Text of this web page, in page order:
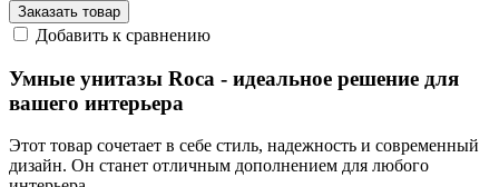
Заказать товар
Добавить к сравнению
Умные унитазы Roca - идеальное решение для
вашего интерьера
Этот товар сочетает в себе стиль, надежность и современный
дизайн. Он станет отличным дополнением для любого